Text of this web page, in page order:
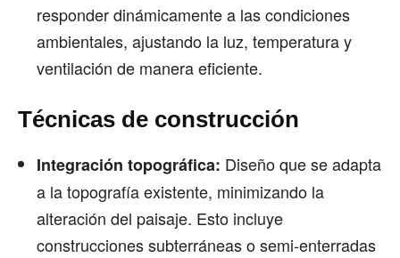
responder dinámicamente a las condiciones
ambientales, ajustando la luz, temperatura y
ventilación de manera eficiente.
Técnicas de construcción
Integración topográfica: Diseño que se adapta
a la topografía existente, minimizando la
alteración del paisaje. Esto incluye
construcciones subterráneas o semi-enterradas